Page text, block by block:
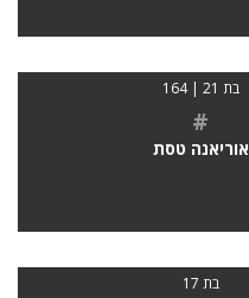
בת 21 | 164
#
אוריאנה טסת
בת 17